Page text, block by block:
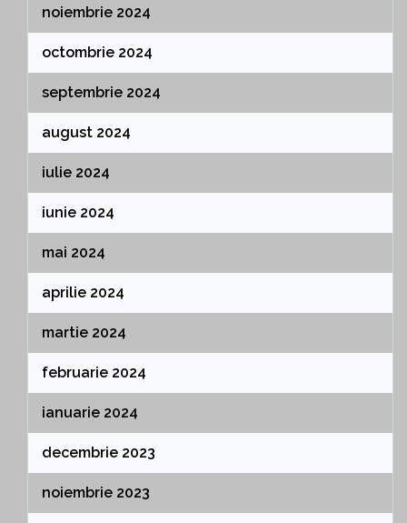
noiembrie 2024
octombrie 2024
septembrie 2024
august 2024
iulie 2024
iunie 2024
mai 2024
aprilie 2024
martie 2024
februarie 2024
ianuarie 2024
decembrie 2023
noiembrie 2023